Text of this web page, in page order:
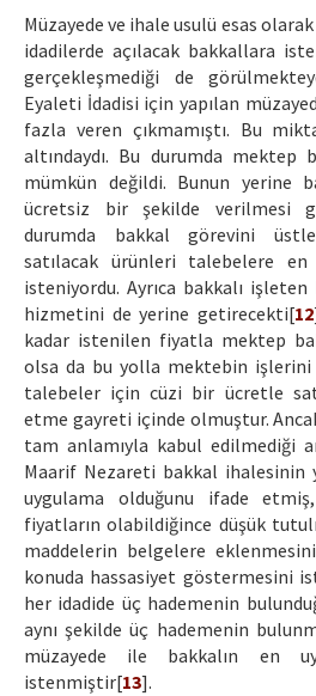
Müzayede ve ihale usulü esas
idadilerde açılacak bakkallara
gerçekleşmediği de
Eyaleti İdadisi için yapılan
fazla veren çıkmamıştı. Bu
altındaydı. Bu durumda mektep
mümkün değildi. Bunun yerine
ücretsiz bir şekilde verilmesi
durumda bakkal görevini
satılacak ürünleri talebelere
isteniyordu. Ayrıca bakkalı
hizmetini de yerine getirecekti[12
kadar istenilen fiyatla mektep
olsa da bu yolla mektebin işlerini
talebeler için cüzi bir ücretle
etme gayreti içinde olmuştur.
tam anlamıyla kabul edilmediği
Maarif Nezareti bakkal ihalesinin
uygulama olduğunu ifade
fiyatların olabildiğince düşük
maddelerin belgelere
konuda hassasiyet göstermesini
her idadide üç hademenin
aynı şekilde üç hademenin
müzayede ile bakkalın en
istenmiştir[13].